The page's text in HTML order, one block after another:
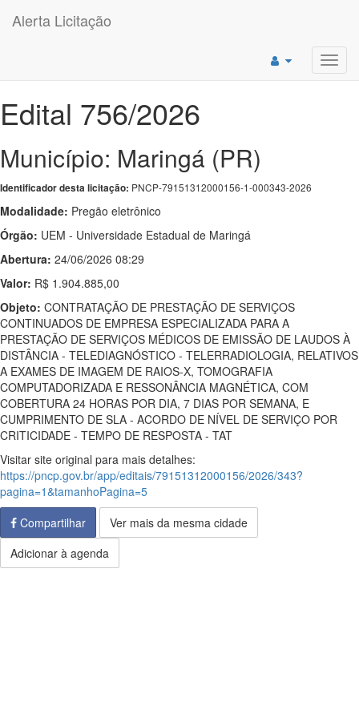
Alerta Licitação
Edital 756/2026
Município: Maringá (PR)
Identificador desta licitação: PNCP-79151312000156-1-000343-2026
Modalidade: Pregão eletrônico
Órgão: UEM - Universidade Estadual de Maringá
Abertura: 24/06/2026 08:29
Valor: R$ 1.904.885,00
Objeto: CONTRATAÇÃO DE PRESTAÇÃO DE SERVIÇOS
CONTINUADOS DE EMPRESA ESPECIALIZADA PARA A
PRESTAÇÃO DE SERVIÇOS MÉDICOS DE EMISSÃO DE LAUDOS À
DISTÂNCIA - TELEDIAGNÓSTICO - TELERRADIOLOGIA, RELATIVOS
A EXAMES DE IMAGEM DE RAIOS-X, TOMOGRAFIA
COMPUTADORIZADA E RESSONÂNCIA MAGNÉTICA, COM
COBERTURA 24 HORAS POR DIA, 7 DIAS POR SEMANA, E
CUMPRIMENTO DE SLA - ACORDO DE NÍVEL DE SERVIÇO POR
CRITICIDADE - TEMPO DE RESPOSTA - TAT
Visitar site original para mais detalhes:
https://pncp.gov.br/app/editais/79151312000156/2026/343?
pagina=1&tamanhoPagina=5
Compartilhar
Ver mais da mesma cidade
Adicionar à agenda